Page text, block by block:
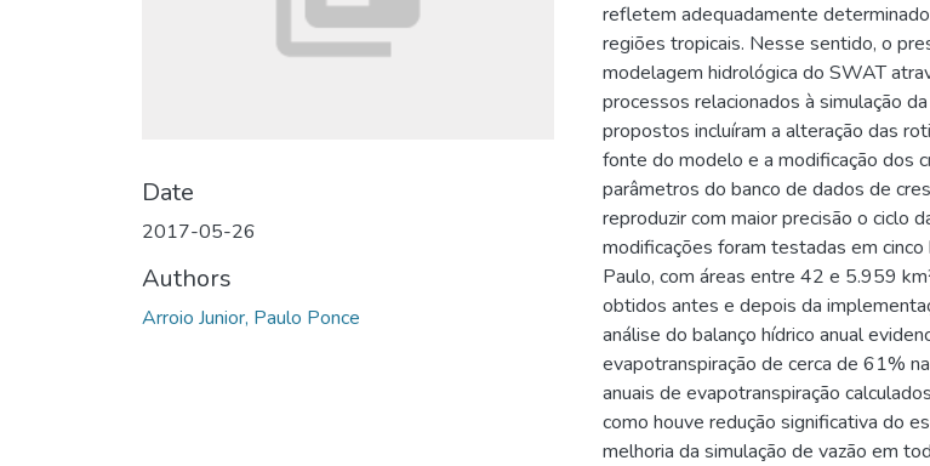
Date
2017-05-26
Authors
Arroio Junior, Paulo Ponce
refletem adequadamente
regiões tropicais. Nesse sentido, o
modelagem hidrológica do SWAT
processos relacionados à simulação
propostos incluíram a alteração das
fonte do modelo e a modificação dos
parâmetros do banco de dados de
reproduzir com maior precisão o ciclo
modificações foram testadas em
Paulo, com áreas entre 42 e 5.959
obtidos antes e depois da
análise do balanço hídrico anual
evapotranspiração de cerca de 61%
anuais de evapotranspiração
como houve redução significativa do
melhoria da simulação de vazão em